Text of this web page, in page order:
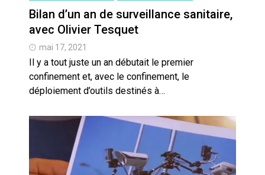
Bilan d’un an de surveillance sanitaire,
avec Olivier Tesquet
mai 17, 2021
Il y a tout juste un an débutait le premier
confinement et, avec le confinement, le
déploiement d’outils destinés à…